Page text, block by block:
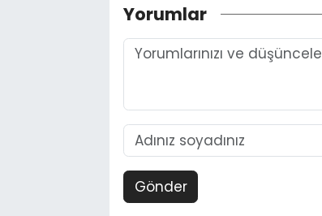
Yorumlar
Gönder